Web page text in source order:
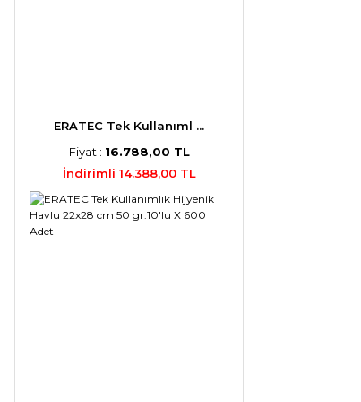
ERATEC Tek Kullanıml ...
Fiyat : 16.788,00 TL
İndirimli 14.388,00 TL